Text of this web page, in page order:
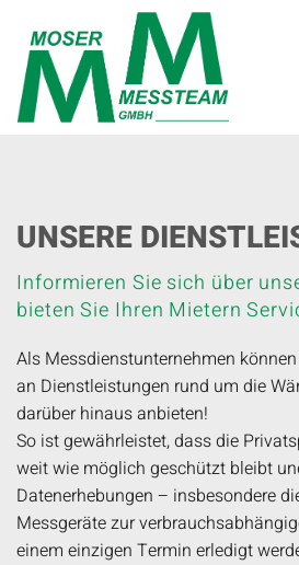
UNSERE
Informieren Sie sich über
bieten Sie Ihren Mietern
Als Messdienstunternehmen
an Dienstleistungen rund um die
darüber hinaus anbieten!
So ist gewährleistet, dass die
weit wie möglich geschützt bleibt
Datenerhebungen – insbesondere
Messgeräte zur
einem einzigen Termin erledigt